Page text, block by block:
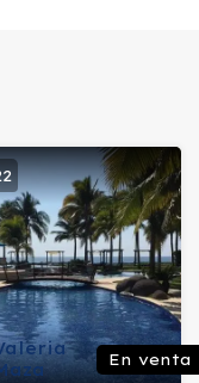
En venta